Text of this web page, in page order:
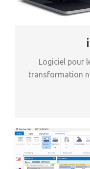
Logiciel pour
transformation